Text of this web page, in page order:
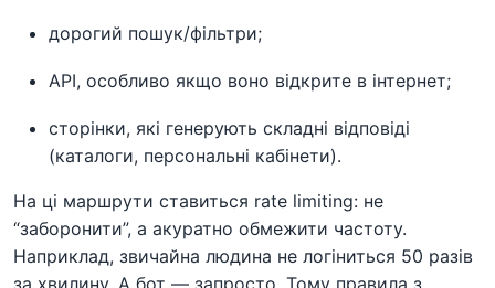
дорогий пошук/фільтри;
API, особливо якщо воно відкрите в інтернет;
сторінки, які генерують складні відповіді
(каталоги, персональні кабінети).
На ці маршрути ставиться rate limiting: не
“заборонити”, а акуратно обмежити частоту.
Наприклад, звичайна людина не логіниться 50 разів